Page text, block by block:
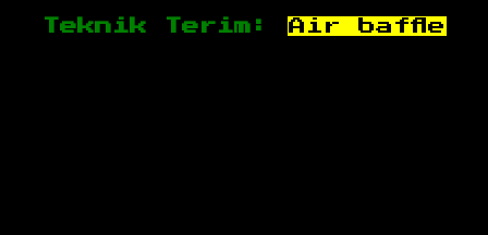
Teknik Terim: Air baffle